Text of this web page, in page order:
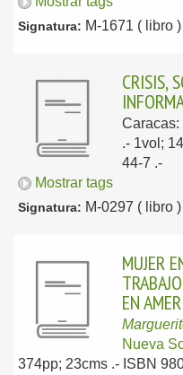
Signatura: M-1671 ( libro )
CRISIS,
Caracas:
.- 1vol;
44-7 .-
Mostrar tags
Signatura: M-0297 ( libro )
MUJER
EN
Nueva
374pp; 23cms .- ISBN